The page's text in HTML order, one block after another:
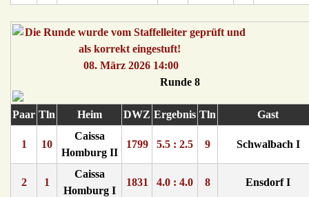
08. März 2026 14:00
Runde 8
Paar Tln Heim DWZ Ergebnis Tln Gast
1 10
Caissa
Homburg II
1799 5.5 : 2.5 9 Schwalbach I
2 1
Caissa
Homburg I
1831 4.0 : 4.0 8 Ensdorf I